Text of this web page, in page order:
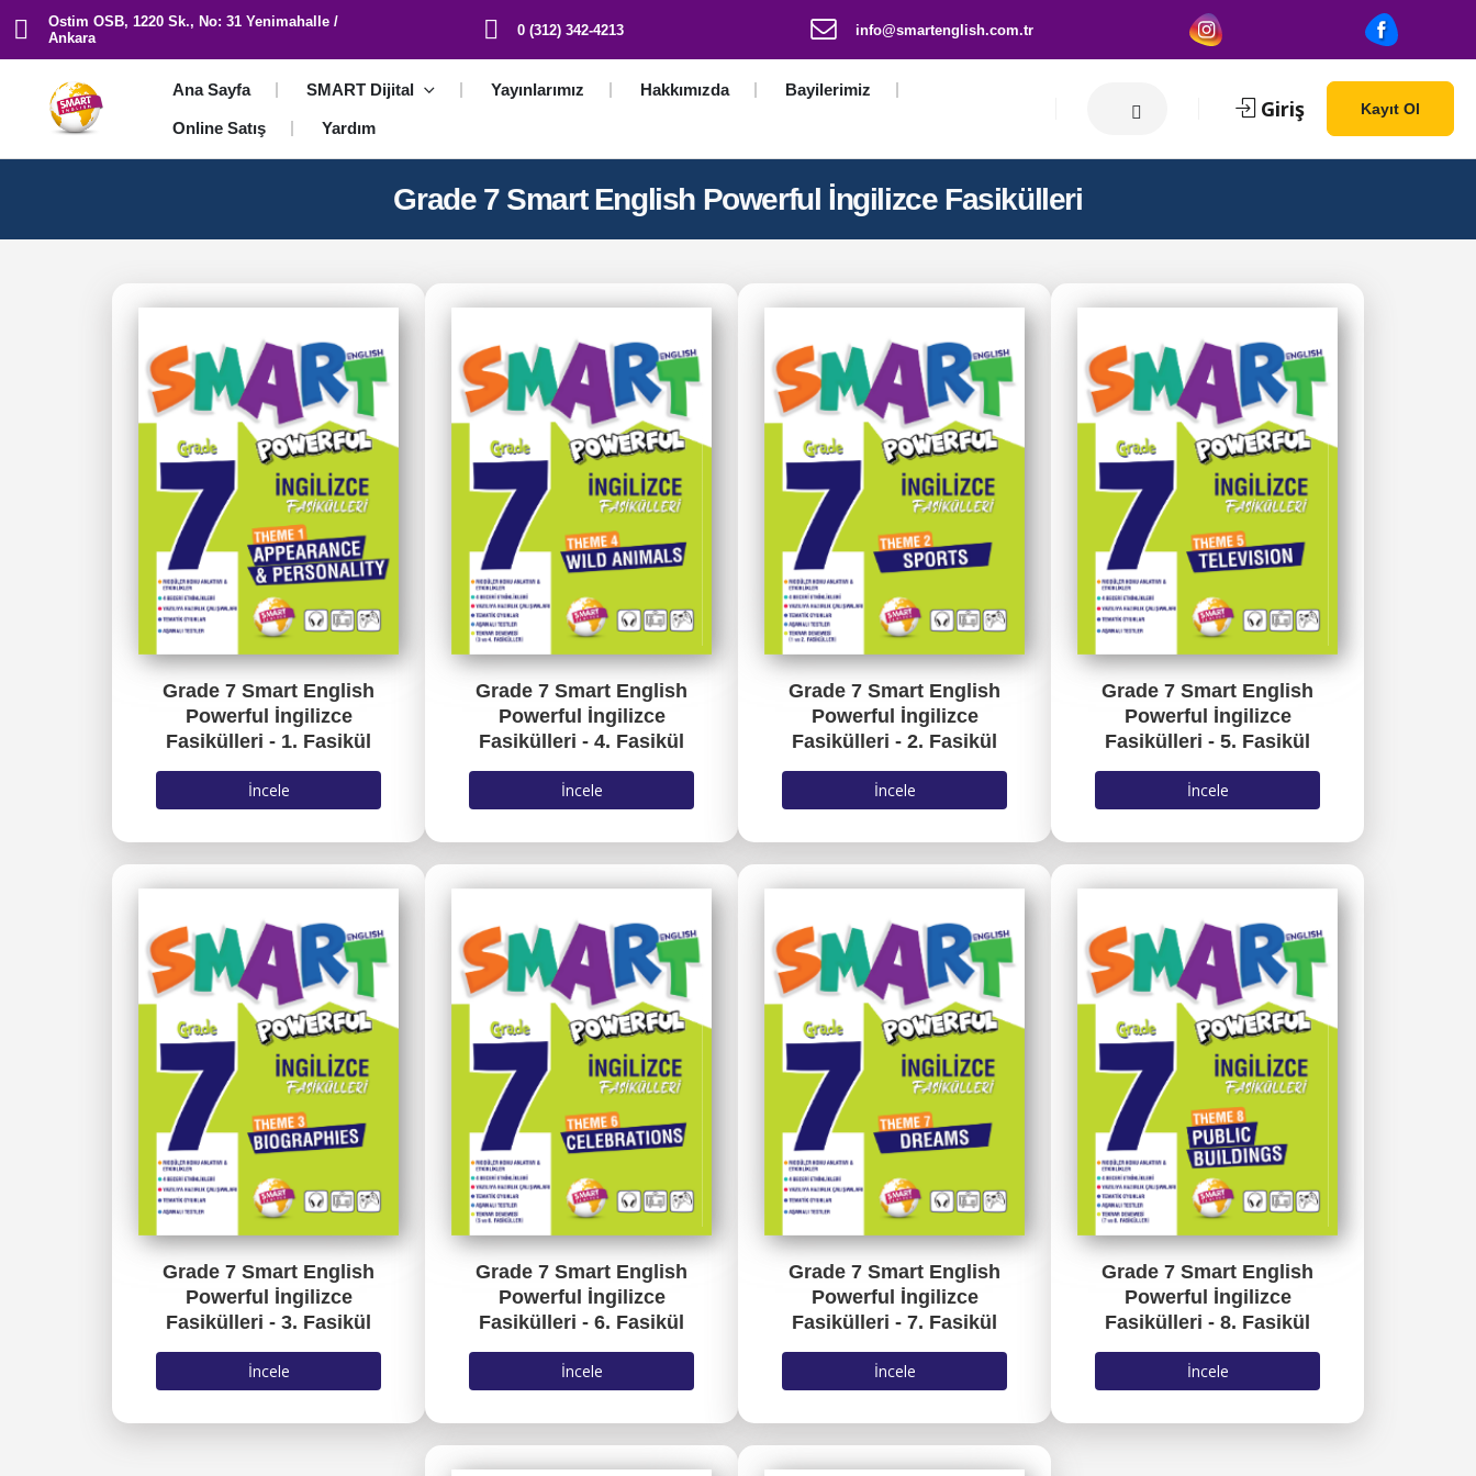
Ostim OSB, 1220 Sk., No: 31 Yenimahalle /
Ankara
0 (312) 342-4213 info@smartenglish.com.tr
Ana Sayfa SMART Dijital Yayınlarımız Hakkımızda Bayilerimiz
Online Satış Yardım
Giriş Kayıt Ol
Grade 7 Smart English Powerful İngilizce Fasikülleri
Grade 7 Smart English
Powerful İngilizce
Fasikülleri - 1. Fasikül
İncele
Grade 7 Smart English
Powerful İngilizce
Fasikülleri - 4. Fasikül
İncele
Grade 7 Smart English
Powerful İngilizce
Fasikülleri - 2. Fasikül
İncele
Grade 7 Smart English
Powerful İngilizce
Fasikülleri - 5. Fasikül
İncele
Grade 7 Smart English
Powerful İngilizce
Fasikülleri - 3. Fasikül
İncele
Grade 7 Smart English
Powerful İngilizce
Fasikülleri - 6. Fasikül
İncele
Grade 7 Smart English
Powerful İngilizce
Fasikülleri - 7. Fasikül
İncele
Grade 7 Smart English
Powerful İngilizce
Fasikülleri - 8. Fasikül
İncele